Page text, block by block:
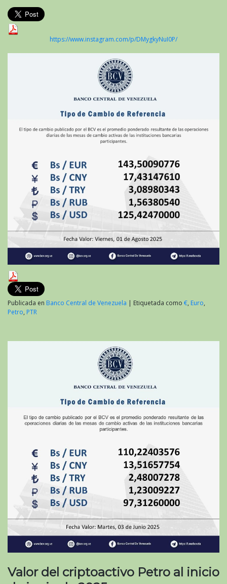
https://www.instagram.com/p/DMygkyNuI0P/
Publicada en Banco Central de Venezuela | Etiquetada como €, Euro,
Petro, PTR
Valor del criptoactivo Petro al inicio